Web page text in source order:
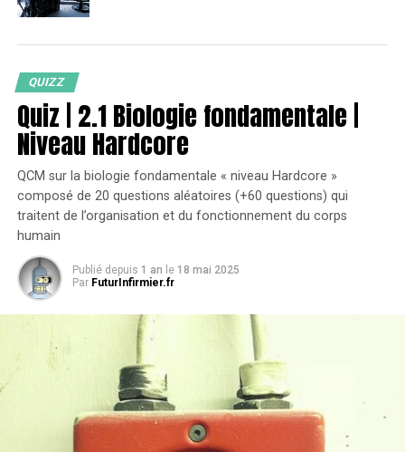
QUIZZ
Quiz | 2.1 Biologie fondamentale |
Niveau Hardcore
QCM sur la biologie fondamentale « niveau Hardcore »
composé de 20 questions aléatoires (+60 questions) qui
traitent de l’organisation et du fonctionnement du corps
humain
Publié depuis 1 an le 18 mai 2025
Par FuturInfirmier.fr